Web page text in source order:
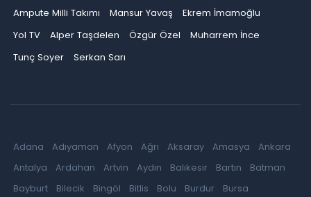
Ampute Milli Takımı
Mansur Yavaş
Ekrem İmamoğlu
Yol TV
Alper Taşdelen Özgür Özel
Muharrem İnce
Tunç Soyer
Serkan Sarı
Adana Adıyaman Afyon Ağrı Aksaray Amasya
Ankara
Antalya
Ardahan Artvin Aydın Balıkesir Bartın
Batman
Bayburt
Bilecik Bingöl Bitlis Bolu Burdur
Bursa